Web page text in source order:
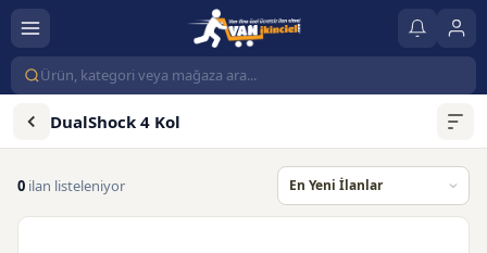
DualShock 4 Kol
0 ilan listeleniyor